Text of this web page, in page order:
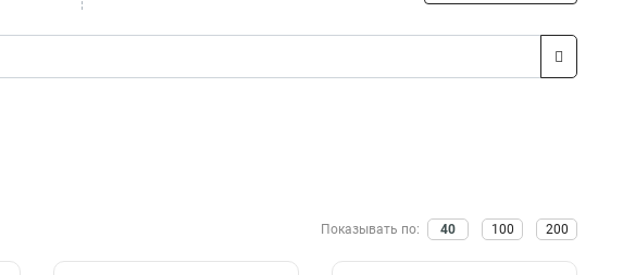
Показывать по: 40 100 200